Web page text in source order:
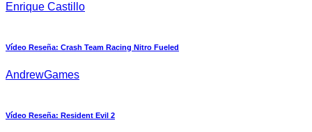
Enrique Castillo
Vídeo Reseña: Crash Team Racing Nitro Fueled
AndrewGames
Vídeo Reseña: Resident Evil 2